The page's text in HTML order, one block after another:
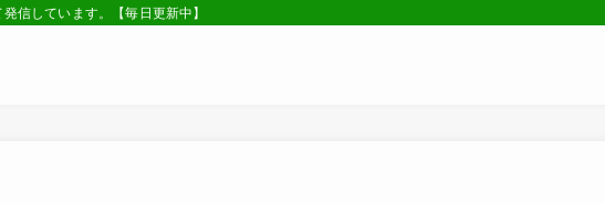
信しています。【毎日更新中】